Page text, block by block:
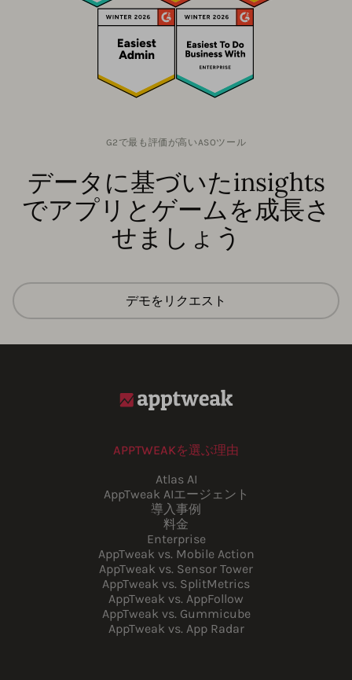
G2で最も評価が高いASOツール
データに基づいたinsights
でアプリとゲームを成長さ
せましょう
デモをリクエスト
APPTWEAKを選ぶ理由
Atlas AI
AppTweak AIエージェント
導入事例
料金
Enterprise
AppTweak vs. Mobile Action
AppTweak vs. Sensor Tower
AppTweak vs. SplitMetrics
AppTweak vs. AppFollow
AppTweak vs. Gummicube
AppTweak vs. App Radar